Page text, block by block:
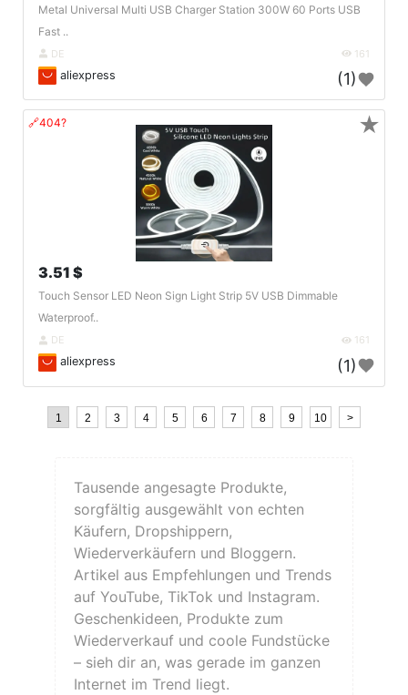
Metal Universal Multi USB Charger Station 300W 60 Ports USB
Fast ..
DE 161
aliexpress (1)
🔗404?
3.51 $
Touch Sensor LED Neon Sign Light Strip 5V USB Dimmable
Waterproof..
DE 161
aliexpress (1)
★
1 2 3 4 5 6 7 8 9 10 >
Tausende angesagte Produkte,
sorgfältig ausgewählt von echten
Käufern, Dropshippern,
Wiederverkäufern und Bloggern.
Artikel aus Empfehlungen und Trends
auf YouTube, TikTok und Instagram.
Geschenkideen, Produkte zum
Wiederverkauf und coole Fundstücke
– sieh dir an, was gerade im ganzen
Internet im Trend liegt.